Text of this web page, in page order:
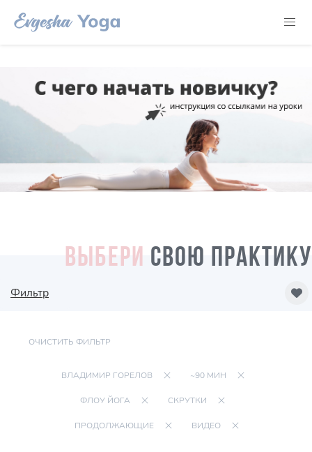
ВЫБЕРИ СВОЮ ПРАКТИКУ
Фильтр
ОЧИСТИТЬ ФИЛЬТР
ВЛАДИМИР ГОРЕЛОВ ~90 МИН
ФЛОУ ЙОГА СКРУТКИ
ПРОДОЛЖАЮЩИЕ ВИДЕО